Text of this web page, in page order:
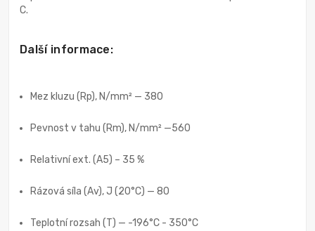
C.
Další informace:
Mez kluzu (Rp), N/mm² — 380
Pevnost v tahu (Rm), N/mm² —560
Relativní ext. (A5) – 35 %
Rázová síla (Av), J (20°C) — 80
Teplotní rozsah (T) — -196°C - 350°C